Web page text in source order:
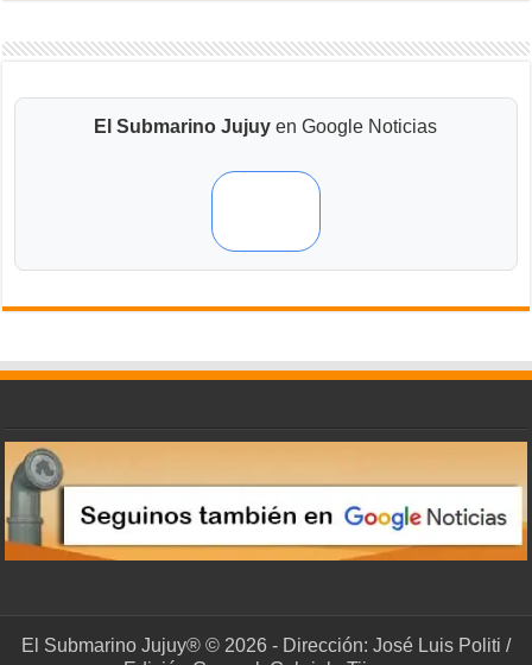
El Submarino Jujuy en Google Noticias
El Submarino Jujuy® © 2026 - Dirección: José Luis Politi /